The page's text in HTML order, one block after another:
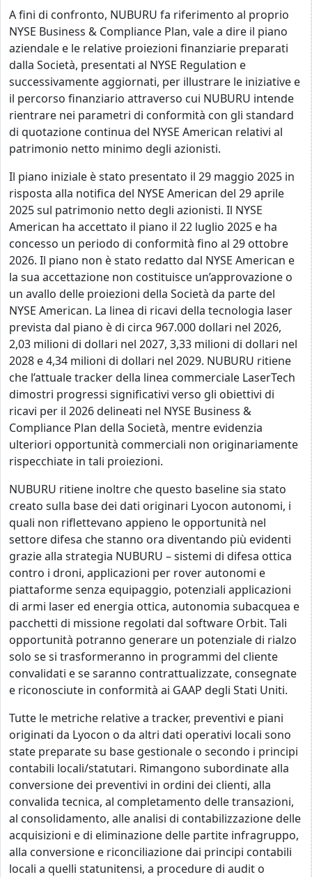
A fini di confronto, NUBURU fa riferimento al proprio
NYSE Business & Compliance Plan, vale a dire il piano
aziendale e le relative proiezioni finanziarie preparati
dalla Società, presentati al NYSE Regulation e
successivamente aggiornati, per illustrare le iniziative e
il percorso finanziario attraverso cui NUBURU intende
rientrare nei parametri di conformità con gli standard
di quotazione continua del NYSE American relativi al
patrimonio netto minimo degli azionisti.
Il piano iniziale è stato presentato il 29 maggio 2025 in
risposta alla notifica del NYSE American del 29 aprile
2025 sul patrimonio netto degli azionisti. Il NYSE
American ha accettato il piano il 22 luglio 2025 e ha
concesso un periodo di conformità fino al 29 ottobre
2026. Il piano non è stato redatto dal NYSE American e
la sua accettazione non costituisce un’approvazione o
un avallo delle proiezioni della Società da parte del
NYSE American. La linea di ricavi della tecnologia laser
prevista dal piano è di circa 967.000 dollari nel 2026,
2,03 milioni di dollari nel 2027, 3,33 milioni di dollari nel
2028 e 4,34 milioni di dollari nel 2029. NUBURU ritiene
che l’attuale tracker della linea commerciale LaserTech
dimostri progressi significativi verso gli obiettivi di
ricavi per il 2026 delineati nel NYSE Business &
Compliance Plan della Società, mentre evidenzia
ulteriori opportunità commerciali non originariamente
rispecchiate in tali proiezioni.
NUBURU ritiene inoltre che questo baseline sia stato
creato sulla base dei dati originari Lyocon autonomi, i
quali non riflettevano appieno le opportunità nel
settore difesa che stanno ora diventando più evidenti
grazie alla strategia NUBURU – sistemi di difesa ottica
contro i droni, applicazioni per rover autonomi e
piattaforme senza equipaggio, potenziali applicazioni
di armi laser ed energia ottica, autonomia subacquea e
pacchetti di missione regolati dal software Orbit. Tali
opportunità potranno generare un potenziale di rialzo
solo se si trasformeranno in programmi del cliente
convalidati e se saranno contrattualizzate, consegnate
e riconosciute in conformità ai GAAP degli Stati Uniti.
Tutte le metriche relative a tracker, preventivi e piani
originati da Lyocon o da altri dati operativi locali sono
state preparate su base gestionale o secondo i principi
contabili locali/statutari. Rimangono subordinate alla
conversione dei preventivi in ordini dei clienti, alla
convalida tecnica, al completamento delle transazioni,
al consolidamento, alle analisi di contabilizzazione delle
acquisizioni e di eliminazione delle partite infragruppo,
alla conversione e riconciliazione dai principi contabili
locali a quelli statunitensi, a procedure di audit o